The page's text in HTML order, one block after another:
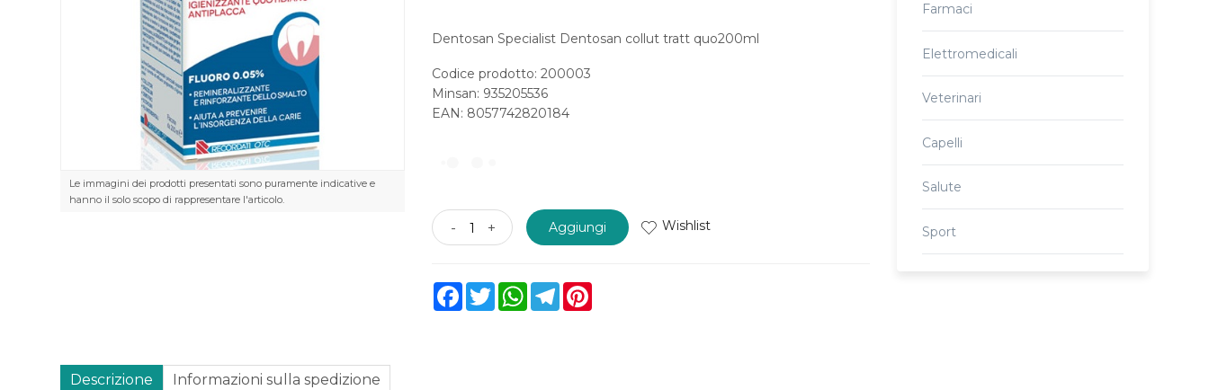
Le immagini dei prodotti presentati sono puramente indicative e
hanno il solo scopo di rappresentare l'articolo.
Dentosan Specialist Dentosan collut tratt quo200ml
Codice prodotto: 200003
Minsan: 935205536
EAN: 8057742820184
- + Aggiungi Wishlist
FacebookTwitterWhatsAppTelegram
Farmaci
Elettromedicali
Veterinari
Capelli
Salute
Sport
Descrizione Informazioni sulla spedizione